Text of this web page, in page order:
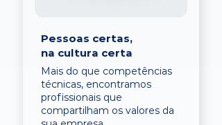
Pessoas certas,
na cultura certa
Mais do que competências
técnicas, encontramos
profissionais que
compartilham os valores da